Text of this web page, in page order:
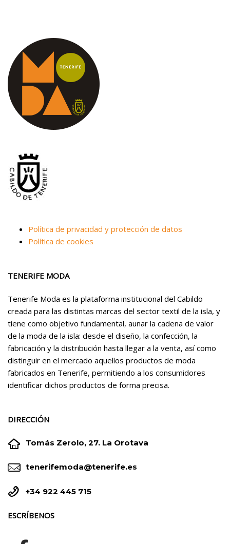
Política de privacidad y protección de datos
Política de cookies
TENERIFE MODA
Tenerife Moda es la plataforma institucional del Cabildo
creada para las distintas marcas del sector textil de la isla, y
tiene como objetivo fundamental, aunar la cadena de valor
de la moda de la isla: desde el diseño, la confección, la
fabricación y la distribución hasta llegar a la venta, así como
distinguir en el mercado aquellos productos de moda
fabricados en Tenerife, permitiendo a los consumidores
identificar dichos productos de forma precisa.
DIRECCIÓN

 Tomás Zerolo, 27. La Orotava

 tenerifemoda@tenerife.es

 +34 922 445 715
ESCRÍBENOS